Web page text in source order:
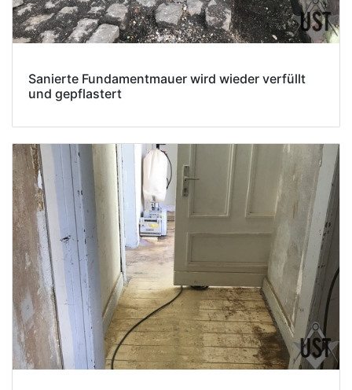
Sanierte Fundamentmauer wird wieder verfüllt
und gepflastert